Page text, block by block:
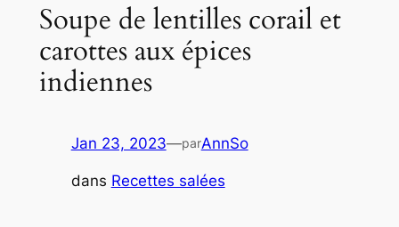
Soupe de lentilles corail et
carottes aux épices
indiennes
Jan 23, 2023—parAnnSo
dans Recettes salées